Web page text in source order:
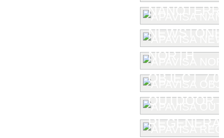
NEWSTONE
NORTH
OBJECT 7.0
OUTDOOR